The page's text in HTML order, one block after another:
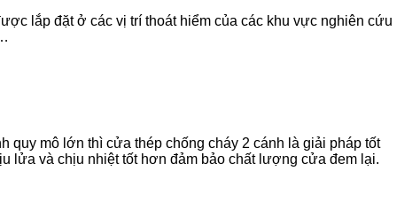
lắp đặt ở các vị trí thoát hiểm của các khu vực nghiên cứu
mô lớn thì cửa thép chống cháy 2 cánh là giải pháp tốt
lửa và chịu nhiệt tốt hơn đảm bảo chất lượng cửa đem lại.